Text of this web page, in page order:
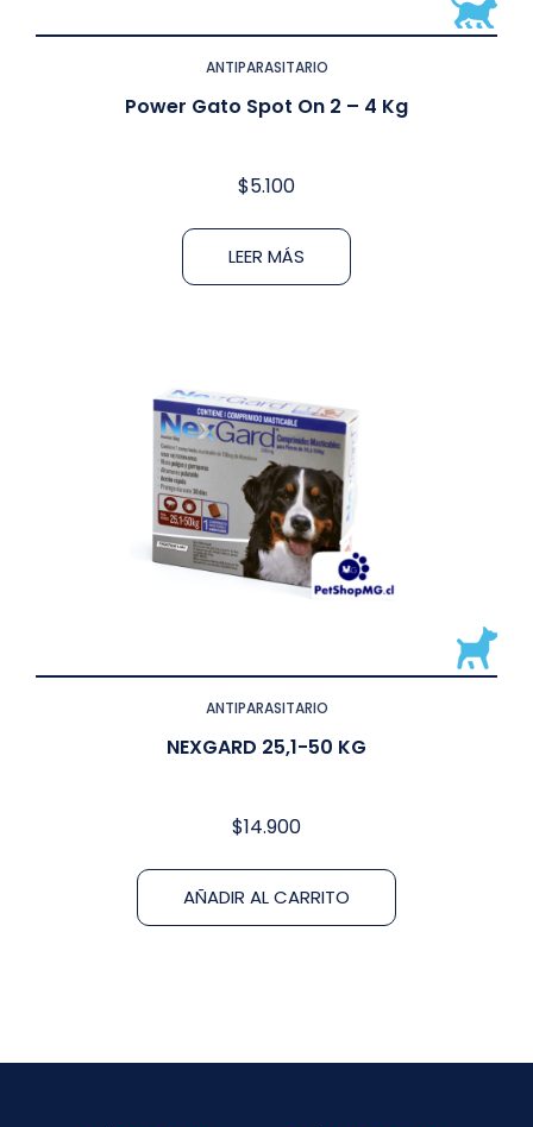
ANTIPARASITARIO
Power Gato Spot On 2 – 4 Kg
$5.100
LEER MÁS
ANTIPARASITARIO
NEXGARD 25,1-50 KG
$14.900
AÑADIR AL CARRITO